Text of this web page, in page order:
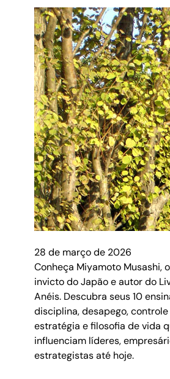
28 de março de 2026
Conheça Miyamoto Musashi,
invicto do Japão e autor do
Anéis. Descubra seus 10
disciplina, desapego,
estratégia e filosofia de vida
influenciam líderes,
estrategistas até hoje.